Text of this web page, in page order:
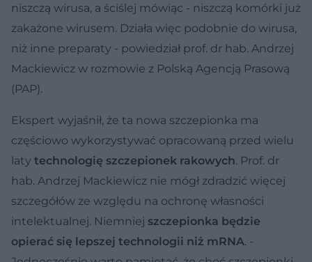
niszczą wirusa, a ściślej mówiąc - niszczą komórki już
zakażone wirusem. Działa więc podobnie do wirusa,
niż inne preparaty - powiedział prof. dr hab. Andrzej
Mackiewicz w rozmowie z Polską Agencją Prasową
(PAP).
Ekspert wyjaśnił, że ta nowa szczepionka ma
częściowo wykorzystywać opracowaną przed wielu
laty technologię szczepionek rakowych. Prof. dr
hab. Andrzej Mackiewicz nie mógł zdradzić więcej
szczegółów ze względu na ochronę własności
intelektualnej. Niemniej szczepionka będzie
opierać się lepszej technologii niż mRNA. -